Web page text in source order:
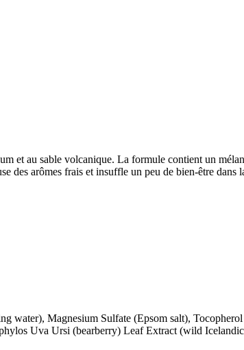
et au sable volcanique. La formule contient un
des arômes frais et insuffle un peu de bien-être dans
water), Magnesium Sulfate (Epsom salt),
Uva Ursi (bearberry) Leaf Extract (wild